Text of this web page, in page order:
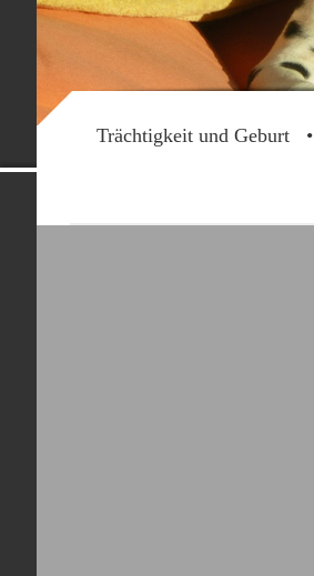
Trächtigkeit und Geburt